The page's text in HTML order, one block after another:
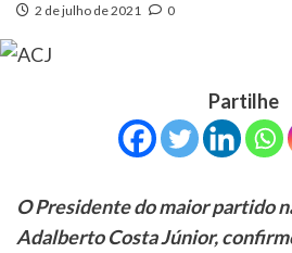
2 de julho de 2021 0
Partilhe
O Presidente do maior partido
Adalberto Costa Júnior,